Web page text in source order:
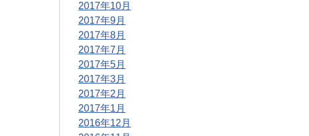
2017年10月
2017年9月
2017年8月
2017年7月
2017年5月
2017年3月
2017年2月
2017年1月
2016年12月